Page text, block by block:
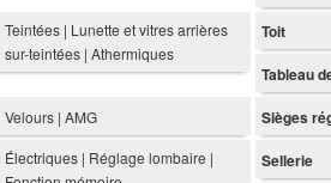
Teintées | Lunette et vitres arrières
sur-teintées | Athermiques
Toit
Tableau
Velours | AMG Sièges
Électriques | Réglage lombaire |
Sellerie